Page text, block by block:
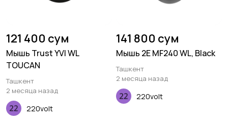
121 400 сум
Мышь Trust YVI WL
TOUCAN
Ташкент
2 месяца назад
220volt
141 800 сум
Мышь 2E MF240 WL, Black
Ташкент
2 месяца назад
220volt